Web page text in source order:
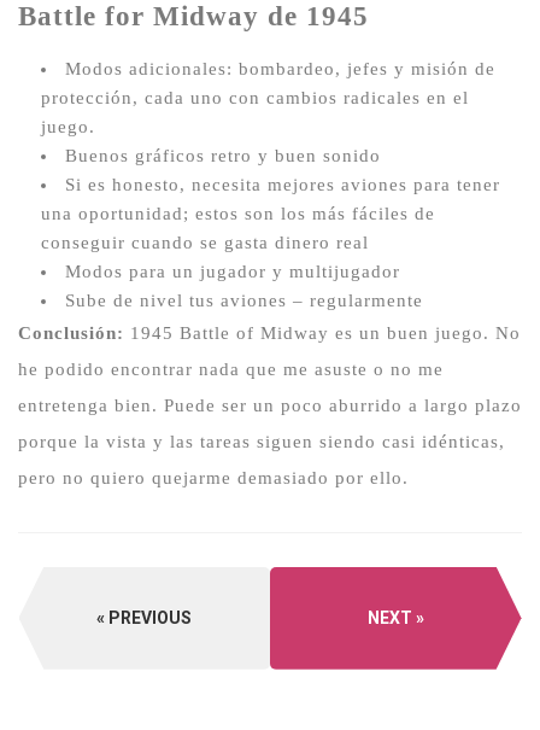
Battle for Midway de 1945
Modos adicionales: bombardeo, jefes y misión de
protección, cada uno con cambios radicales en el
juego.
Buenos gráficos retro y buen sonido
Si es honesto, necesita mejores aviones para tener
una oportunidad; estos son los más fáciles de
conseguir cuando se gasta dinero real
Modos para un jugador y multijugador
Sube de nivel tus aviones – regularmente
Conclusión: 1945 Battle of Midway es un buen juego. No
he podido encontrar nada que me asuste o no me
entretenga bien. Puede ser un poco aburrido a largo plazo
porque la vista y las tareas siguen siendo casi idénticas,
pero no quiero quejarme demasiado por ello.
PREVIOUS NEXT